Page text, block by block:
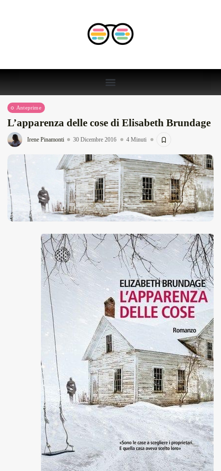
Anteprime
L’apparenza delle cose di Elisabeth Brundage
Irene Pinamonti 30 Dicembre 2016 4 Minuti